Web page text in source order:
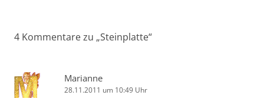
4 Kommentare zu „Steinplatte“
Marianne
28.11.2011 um 10:49 Uhr